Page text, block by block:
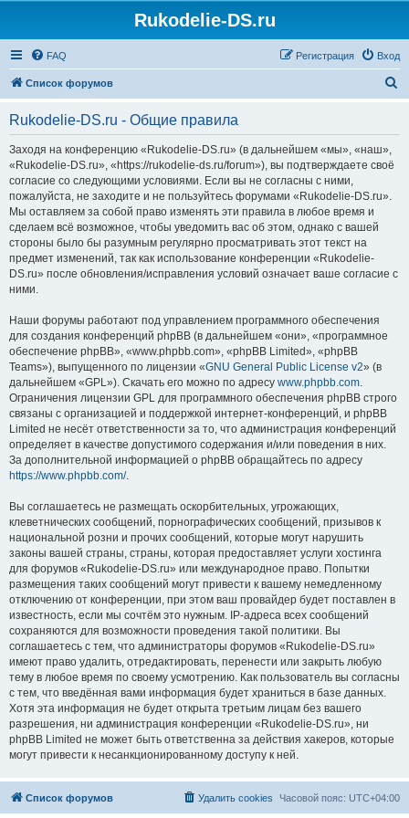
Rukodelie-DS.ru
FAQ Вход
Регистрация
Список форумов
Rukodelie-DS.ru - Общие правила
Заходя на конференцию «Rukodelie-DS.ru» (в дальнейшем «мы», «наш»,
«Rukodelie-DS.ru», «https://rukodelie-ds.ru/forum»), вы подтверждаете своё
согласие со следующими условиями. Если вы не согласны с ними,
пожалуйста, не заходите и не пользуйтесь форумами «Rukodelie-DS.ru».
Мы оставляем за собой право изменять эти правила в любое время и
сделаем всё возможное, чтобы уведомить вас об этом, однако с вашей
стороны было бы разумным регулярно просматривать этот текст на
предмет изменений, так как использование конференции «Rukodelie-
DS.ru» после обновления/исправления условий означает ваше согласие с
ними.
Наши форумы работают под управлением программного обеспечения
для создания конференций phpBB (в дальнейшем «они», «программное
обеспечение phpBB», «www.phpbb.com», «phpBB Limited», «phpBB
Teams»), выпущенного по лицензии «GNU General Public License v2» (в
дальнейшем «GPL»). Скачать его можно по адресу www.phpbb.com.
Ограничения лицензии GPL для программного обеспечения phpBB строго
связаны с организацией и поддержкой интернет-конференций, и phpBB
Limited не несёт ответственности за то, что администрация конференций
определяет в качестве допустимого содержания и/или поведения в них.
За дополнительной информацией о phpBB обращайтесь по адресу
https://www.phpbb.com/.
Вы соглашаетесь не размещать оскорбительных, угрожающих,
клеветнических сообщений, порнографических сообщений, призывов к
национальной розни и прочих сообщений, которые могут нарушить
законы вашей страны, страны, которая предоставляет услуги хостинга
для форумов «Rukodelie-DS.ru» или международное право. Попытки
размещения таких сообщений могут привести к вашему немедленному
отключению от конференции, при этом ваш провайдер будет поставлен в
известность, если мы сочтём это нужным. IP-адреса всех сообщений
сохраняются для возможности проведения такой политики. Вы
соглашаетесь с тем, что администраторы форумов «Rukodelie-DS.ru»
имеют право удалить, отредактировать, перенести или закрыть любую
тему в любое время по своему усмотрению. Как пользователь вы согласны
с тем, что введённая вами информация будет храниться в базе данных.
Хотя эта информация не будет открыта третьим лицам без вашего
разрешения, ни администрация конференции «Rukodelie-DS.ru», ни
phpBB Limited не может быть ответственна за действия хакеров, которые
могут привести к несанкционированному доступу к ней.
Список форумов Часовой пояс: UTC+04:00
Удалить cookies